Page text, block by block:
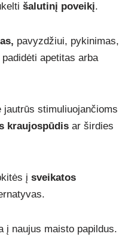
šalutinį poveikį.
pavyzdžiui, pykinimas,
apetitas arba
jautrūs stimuliuojančioms
kraujospūdis ar širdies
į sveikatos
į naujus maisto papildus.